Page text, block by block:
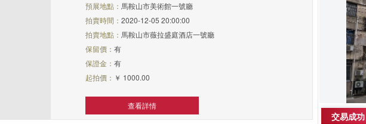
預展地點： 馬鞍山市美術館一號廳
拍賣時間： 2020-12-05 20:00:00
拍賣地點： 馬鞍山市薇拉盛庭酒店一號廳
保留價： 有
保證金： 有
起拍價： ￥ 1000.00
查看詳情
交易成功